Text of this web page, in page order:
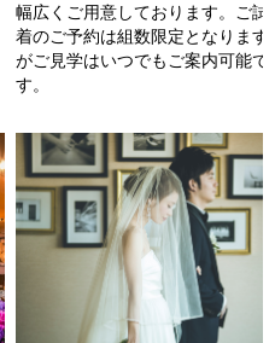
幅広くご用意しております。ご試
着のご予約は組数限定となります
がご見学はいつでもご案内可能で
す。